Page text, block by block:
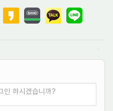
인 하시겠습니까?